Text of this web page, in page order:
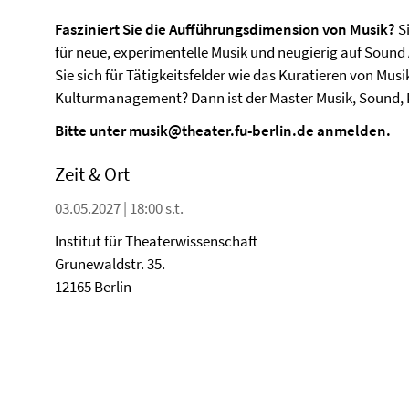
Fasziniert Sie die Aufführungsdimension von Musik?
für neue, experimentelle Musik und neugierig auf
Sie sich für Tätigkeitsfelder wie das Kuratieren von
Kulturmanagement? Dann ist der Master Musik,
Bitte unter musik@theater.fu-berlin.de anmelden.
Zeit & Ort
03.05.2027 | 18:00 s.t.
Institut für Theaterwissenschaft
Grunewaldstr. 35.
12165 Berlin